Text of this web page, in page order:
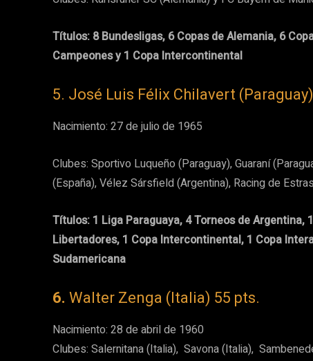
Títulos: 8 Bundesligas, 6 Copas de Alemania, 6
Campeones y 1 Copa Intercontinental
5. José Luis Félix Chilavert
Nacimiento: 27 de julio de 1965
Clubes: Sportivo Luqueño (Paraguay), Guaraní
(España), Vélez Sársfield (Argentina), Racing de
Títulos: 1 Liga Paraguaya, 4 Torneos de Argentina,
Libertadores, 1 Copa Intercontinental, 1 Copa
Sudamericana
6. Walter Zenga (Italia) 55 pts.
Nacimiento: 28 de abril de 1960
Clubes: Salernitana (Italia), Savona (Italia),